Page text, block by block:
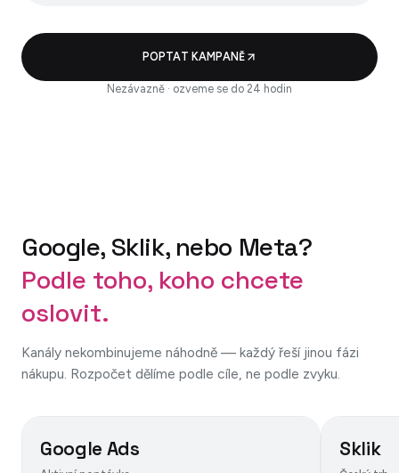
POPTAT KAMPANĚ
Nezávazně · ozveme se do 24 hodin
Google, Sklik, nebo Meta?
Podle toho, koho chcete
oslovit.
Kanály nekombinujeme náhodně — každý řeší jinou fázi
nákupu. Rozpočet dělíme podle cíle, ne podle zvyku.
Google Ads Sklik